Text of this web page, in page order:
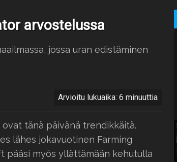
arvostelussa
jossa uran edistäminen
Arvioitu lukuaika: 6 minuuttia
tänä päivänä trendikkäitä.
lähes jokavuotinen Farming
pääsi myös yllättämään kehutulla